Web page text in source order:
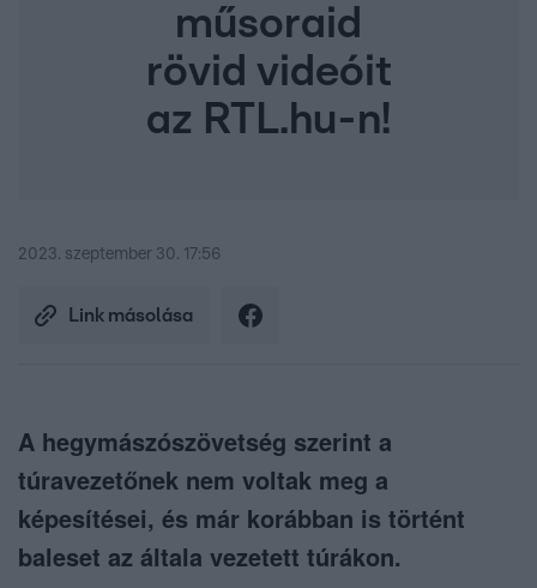
műsoraid
rövid videóit
az RTL.hu-n!
2023. szeptember 30. 17:56
Link másolása
A hegymászószövetség szerint a
túravezetőnek nem voltak meg a
képesítései, és már korábban is történt
baleset az általa vezetett túrákon.